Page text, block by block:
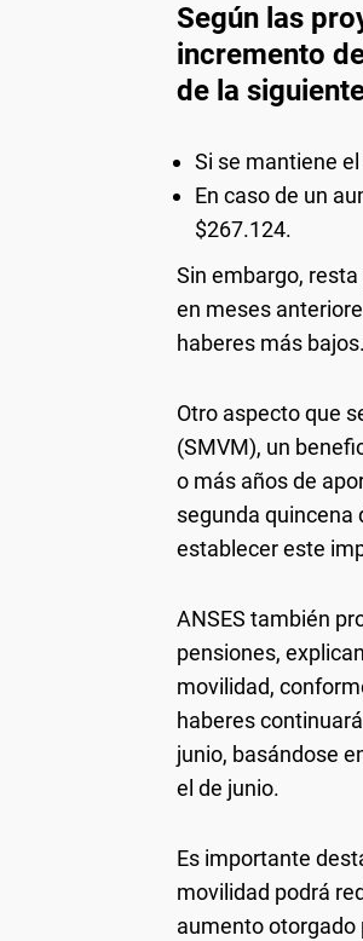
Según las
incremento
de la
Si se mantiene
En caso de un
$267.124.
Sin embargo,
en meses
haberes más bajos.
Otro aspecto que
(SMVM), un
o más años de
segunda quincena
establecer este
ANSES también
pensiones,
movilidad,
haberes
junio, basándose
el de junio.
Es importante
movilidad podrá
aumento otorgado